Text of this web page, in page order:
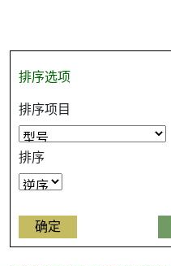
排序选项
排序项目
排序